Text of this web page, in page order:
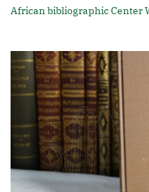
African bibliographic Center